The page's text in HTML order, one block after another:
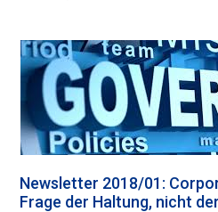
Newsletter 2018/01:
Frage der Haltung, nicht